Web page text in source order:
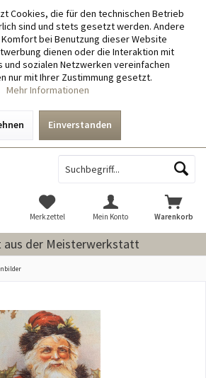
Cookies, die für den technischen Betrieb
sind und stets gesetzt werden. Andere
bei Benutzung dieser Website
dienen oder die Interaktion mit
und sozialen Netzwerken vereinfachen
nur mit Ihrer Zustimmung gesetzt.
Mehr Informationen
Einverstanden
aus der Meisterwerkstatt
Warenkorb
Merkzettel Mein Konto